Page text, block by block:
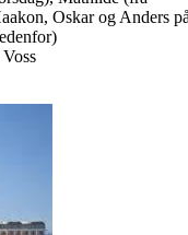
Oskar og Anders